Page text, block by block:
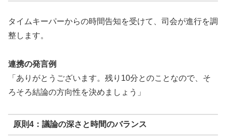
タイムキーパーからの時間告知を受けて、司会が進行を調
整します。
連携の発言例
「ありがとうございます。残り10分とのことなので、そ
ろそろ結論の方向性を決めましょう」
原則4：議論の深さと時間のバランス